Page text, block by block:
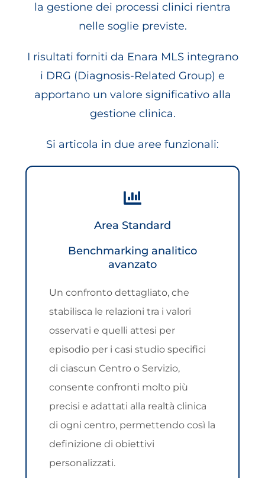
la gestione dei processi clinici rientra
nelle soglie previste.
I risultati forniti da Enara MLS integrano
i DRG (Diagnosis-Related Group) e
apportano un valore significativo alla
gestione clinica.
Si articola in due aree funzionali:
Area Standard
Benchmarking analitico
avanzato
Un confronto dettagliato, che
stabilisca le relazioni tra i valori
osservati e quelli attesi per
episodio per i casi studio specifici
di ciascun Centro o Servizio,
consente confronti molto più
precisi e adattati alla realtà clinica
di ogni centro, permettendo così la
definizione di obiettivi
personalizzati.